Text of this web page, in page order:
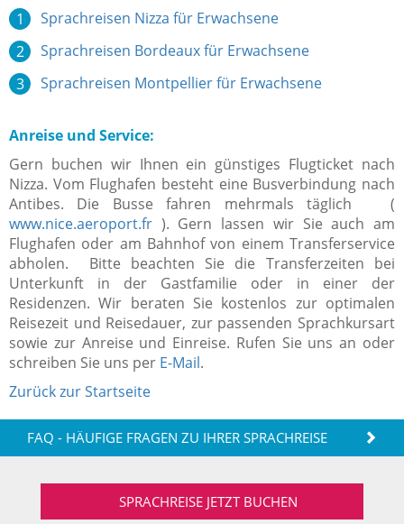
Sprachreisen Nizza für Erwachsene
Sprachreisen Bordeaux für Erwachsene
Sprachreisen Montpellier für Erwachsene
Anreise und Service:
Gern buchen wir Ihnen ein günstiges Flugticket nach
Nizza. Vom Flughafen besteht eine Busverbindung nach
Antibes. Die Busse fahren mehrmals täglich (
www.nice.aeroport.fr ). Gern lassen wir Sie auch am
Flughafen oder am Bahnhof von einem Transferservice
abholen. Bitte beachten Sie die Transferzeiten bei
Unterkunft in der Gastfamilie oder in einer der
Residenzen. Wir beraten Sie kostenlos zur optimalen
Reisezeit und Reisedauer, zur passenden Sprachkursart
sowie zur Anreise und Einreise. Rufen Sie uns an oder
schreiben Sie uns per E-Mail.
Zurück zur Startseite
FAQ - HÄUFIGE FRAGEN ZU IHRER SPRACHREISE
SPRACHREISE JETZT BUCHEN